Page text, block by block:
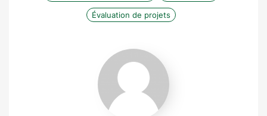
Évaluation de projets
Cécile
Touitou